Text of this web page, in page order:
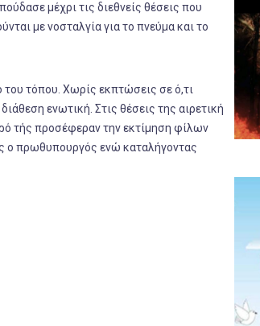
μέχρι τις διεθνείς θέσεις που
με νοσταλγία για το πνεύμα και το
του τόπου. Χωρίς εκπτώσεις σε ό,τι
ενωτική. Στις θέσεις της αιρετική
τής προσέφεραν την εκτίμηση φίλων
ο πρωθυπουργός ενώ καταλήγοντας